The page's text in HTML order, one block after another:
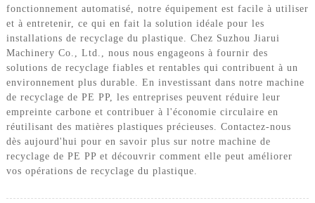
fonctionnement automatisé, notre équipement est facile à utiliser
et à entretenir, ce qui en fait la solution idéale pour les
installations de recyclage du plastique. Chez Suzhou Jiarui
Machinery Co., Ltd., nous nous engageons à fournir des
solutions de recyclage fiables et rentables qui contribuent à un
environnement plus durable. En investissant dans notre machine
de recyclage de PE PP, les entreprises peuvent réduire leur
empreinte carbone et contribuer à l'économie circulaire en
réutilisant des matières plastiques précieuses. Contactez-nous
dès aujourd'hui pour en savoir plus sur notre machine de
recyclage de PE PP et découvrir comment elle peut améliorer
vos opérations de recyclage du plastique.